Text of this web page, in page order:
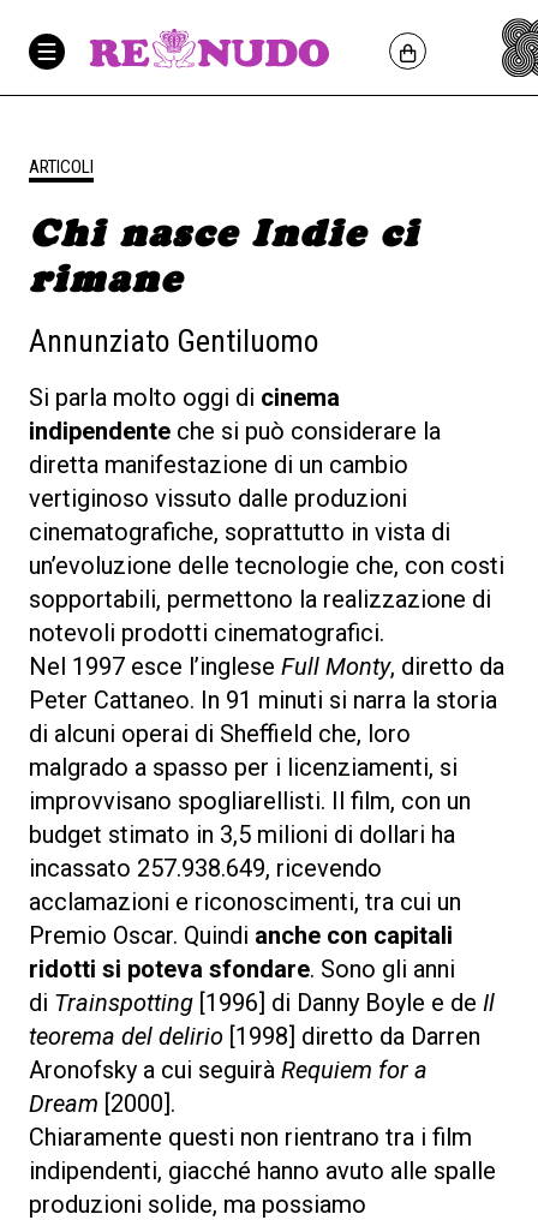
ARTICOLI
Chi nasce Indie ci
rimane
Annunziato Gentiluomo
Si parla molto oggi di cinema
indipendente che si può considerare la
diretta manifestazione di un cambio
vertiginoso vissuto dalle produzioni
cinematografiche, soprattutto in vista di
un’evoluzione delle tecnologie che, con costi
sopportabili, permettono la realizzazione di
notevoli prodotti cinematografici.
Nel 1997 esce l’inglese Full Monty, diretto da
Peter Cattaneo. In 91 minuti si narra la storia
di alcuni operai di Sheffield che, loro
malgrado a spasso per i licenziamenti, si
improvvisano spogliarellisti. Il film, con un
budget stimato in 3,5 milioni di dollari ha
incassato 257.938.649, ricevendo
acclamazioni e riconoscimenti, tra cui un
Premio Oscar. Quindi anche con capitali
ridotti si poteva sfondare. Sono gli anni
di Trainspotting [1996] di Danny Boyle e de Il
teorema del delirio [1998] diretto da Darren
Aronofsky a cui seguirà Requiem for a
Dream [2000].
Chiaramente questi non rientrano tra i film
indipendenti, giacché hanno avuto alle spalle
produzioni solide, ma possiamo